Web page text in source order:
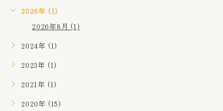
2026年 (1)
2026年8月 (1)
2024年 (1)
2023年 (1)
2021年 (1)
2020年 (15)